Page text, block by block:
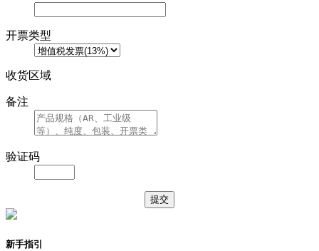
开票类型
收货区域
备注
验证码
新手指引